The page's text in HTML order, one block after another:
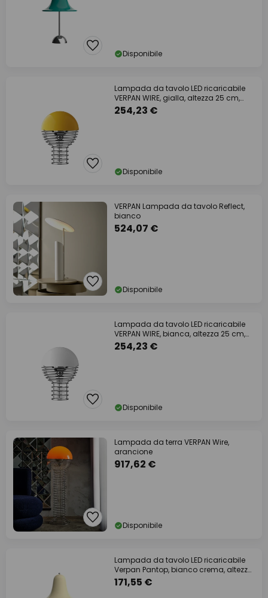
Disponibile
Lampada da tavolo LED ricaricabile
VERPAN WIRE, gialla, altezza 25 cm,
IP44
254,23 €
Disponibile
VERPAN Lampada da tavolo Reflect,
bianco
524,07 €
Disponibile
Lampada da tavolo LED ricaricabile
VERPAN WIRE, bianca, altezza 25 cm,
IP44
254,23 €
Disponibile
Lampada da terra VERPAN Wire,
arancione
917,62 €
Disponibile
Lampada da tavolo LED ricaricabile
Verpan Pantop, bianco crema, altezza
30 cm
171,55 €